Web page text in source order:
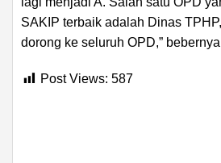
SAKIP terbaik adalah Dinas
dorong ke seluruh OPD,”
Post Views: 587